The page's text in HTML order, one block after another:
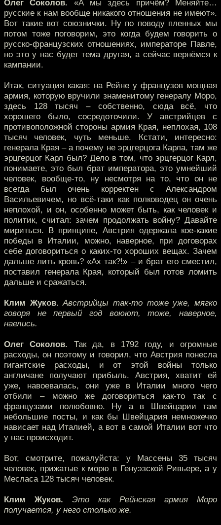
Олег Соколов. «А мы здесь причём? Меняйте…
русские к нам вообще никакого отношения не имеют».
Вот такие вот союзнички. Ну по поводу пленных мы
потом тоже поговорим, это когда будем говорить о
русско-французских отношениях, императоре Павле,
но это у нас будет тема другая, а сейчас вернёмся к
кампании.
Итак, ситуация какая: на Рейне у французов мощная
армия, которую вручили знаменитому генералу Моро,
здесь 128 тысяч – собственно, сюда всё, что
хорошего было, сосредоточили. У австрийцев с
противоположной стороны армия Края, неплохая, 108
тысяч человек, чуть меньше. Кстати, интересно:
генерала Края – а почему не эрцгерцога Карла, там же
эрцгерцог Карл был? Дело в том, что эрцгерцог Карл,
понимаете, это был брат императора, это умнейший
человек, вообще-то, ну несмотря на то, что он не
всегда был очень корректен с Александром
Васильевичем, но всё-таки как полководец он очень
неплохой, и он, особенно может быть, как человек и
политик, считал: зачем продолжать войну? Давайте
мириться. В принципе, Австрия одержала кое-какие
победы в Италии, можно, наверное, при договорах
себе договориться о каких-то хороших вещах. Зачем
дальше лить кровь? «Ах так?!» – и брат его сместил,
поставил генерала Края, который был готов ломить
дальше и сражаться.
Клим Жуков. Австрийцы так-то тоже уже, мягко
говоря не первый год воюют, тоже, наверное,
наелись.
Олег Соколов. Так да, в 1792 году, и огромные
расходы, он поэтому и говорил, что Австрия понесла
гигантские расходы, и от этой войны только
англичане получают прибыль. Австрия, хватит ей
уже, навоевалась, они уже в Италии много чего
отбили – можно же договориться как-то так с
французами полюбовно. Ну а в Швейцарии там
небольшие посты, и как бы Швейцария немножечко
нависает над Италией, а вот в самой Италии вот что
у нас происходит.
Вот, смотрите, пожалуйста: у Массены 35 тысяч
человек, прижатые к морю в Генуэзской Ривьере, а у
Месласа 128 тысяч человек.
Клим Жуков. Это как Рейнская армия Моро
получается, у него столько же.